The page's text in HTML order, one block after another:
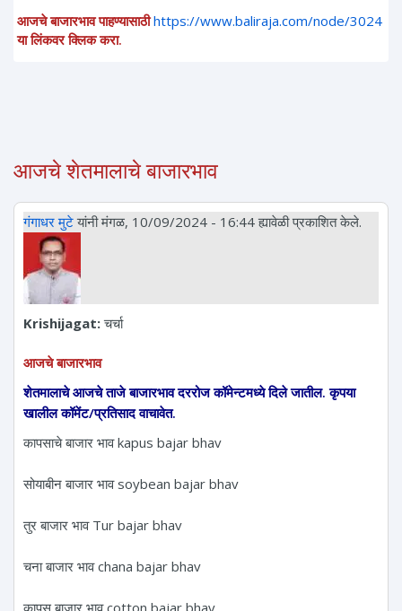
आजचे बाजारभाव पाहण्यासाठी https://www.baliraja.com/node/3024
या लिंकवर क्लिक करा.
आजचे शेतमालाचे बाजारभाव
गंगाधर मुटेयांनी मंगळ, 10/09/2024 - 16:44 ह्यावेळी प्रकाशित केले.
Krishijagat:चर्चा
आजचे बाजारभाव
शेतमालाचे आजचे ताजे बाजारभाव दररोज कॉमेन्टमध्ये दिले जातील. कृपया
खालील कॉमेंट/प्रतिसाद वाचावेत.
कापसाचे बाजार भाव kapus bajar bhav
सोयाबीन बाजार भाव soybean bajar bhav
तुर बाजार भाव Tur bajar bhav
चना बाजार भाव chana bajar bhav
कापूस बाजार भाव cotton bajar bhav